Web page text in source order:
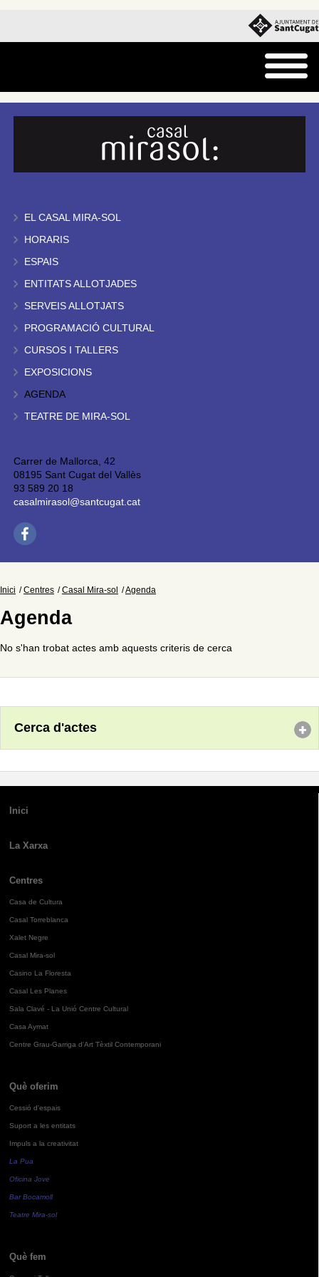
EL CASAL MIRA-SOL
HORARIS
ESPAIS
ENTITATS ALLOTJADES
SERVEIS ALLOTJATS
PROGRAMACIÓ CULTURAL
CURSOS I TALLERS
EXPOSICIONS
AGENDA
TEATRE DE MIRA-SOL
Carrer de Mallorca, 42
08195 Sant Cugat del Vallès
93 589 20 18
casalmirasol@santcugat.cat
Inici Centres Casal Mira-sol Agenda
Agenda
No s'han trobat actes amb aquests criteris de cerca
Cerca d'actes
Inici
La Xarxa
Centres
Casa de Cultura
Casal Torreblanca
Xalet Negre
Casal Mira-sol
Casino La Floresta
Casal Les Planes
Sala Clavé - La Unió Centre Cultural
Casa Aymat
Centre Grau-Garriga d'Art Tèxtil Contemporani
Què oferim
Cessió d'espais
Suport a les entitats
Impuls a la creativitat
La Pua
Oficina Jove
Bar Bocamoll
Teatre Mira-sol
Què fem